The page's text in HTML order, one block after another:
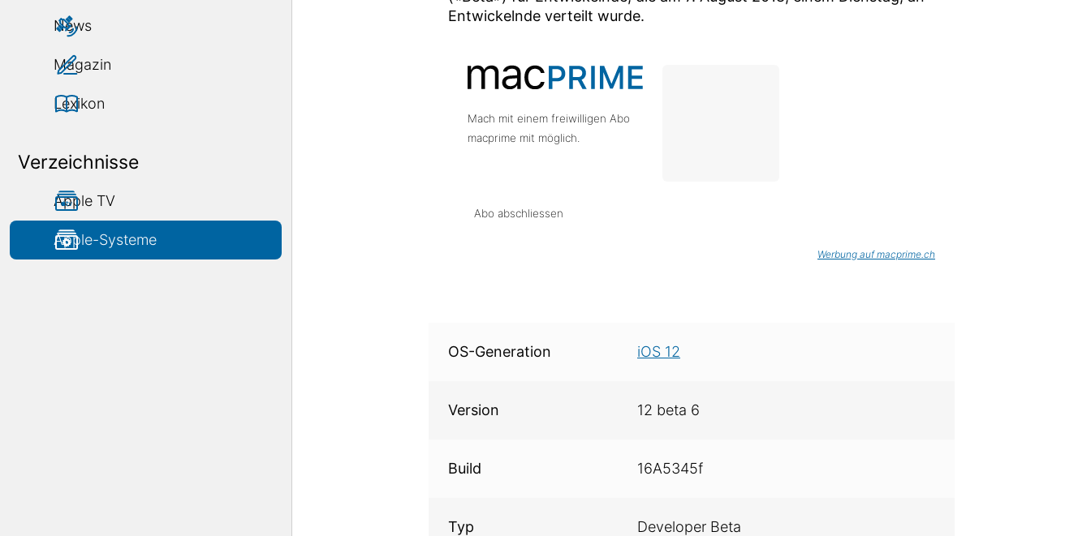
News
Magazin
Lexikon
Verzeichnisse
Apple TV
Apple-Systeme
Entwickelnde verteilt wurde.
Mach mit einem freiwilligen Abo
macprime mit möglich.
Abo abschliessen
Werbung auf macprime.ch
OS-Generation
iOS 12
Version 12 beta 6
Build 16A5345f
Typ
Developer Beta